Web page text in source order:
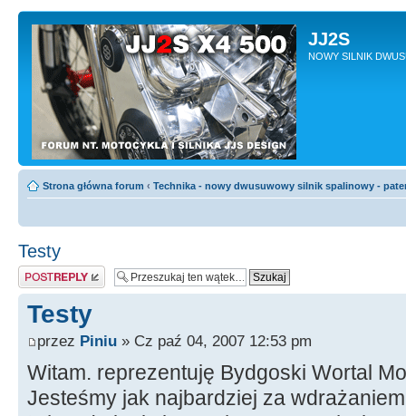
JJ2S
NOWY SILNIK
Strona główna forum ‹ Technika - nowy dwusuwowy silnik spalinowy -
Testy
Odpowiedz
Testy
przez Piniu » Cz paź 04, 2007 12:53 pm
Witam. reprezentuję Bydgoski Wortal
Jesteśmy jak najbardziej za